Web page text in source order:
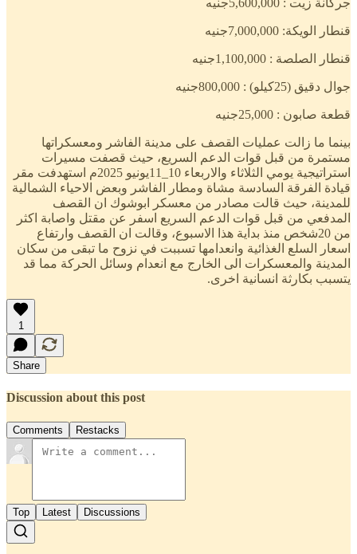
قنطار الويكة: 7,000,000جنيه
قنطار الصلصة : 1,100,000جنيه
جوال دقيق (25كيلو) : 800,000جنيه
قطعة صابون : 25,000جنيه
بينما ما زالت عمليات القصف على مدينة الفاشر ومعسكراتها
مستمرة من قبل قوات الدعم السريع، حيث قصفت مسيرات
استراتيجية يومي الثلاثاء والاربعاء 10_11يونيو 2025م استهدفت مقر
قيادة الفرقة السادسة مشاة ومطار الفاشر وبعض الاحياء الشمالية
للمدينة، حيث قالت مصادر من معسكر ابوشوك ان القصف
المدفعي من قبل قوات الدعم السريع اسفر عن مقتل واصابة اكثر
من 20شخص منذ بداية هذا الاسبوع، وقالت ان القصف وارتفاع
اسعار السلع الغذائية وانعدامها تسببت في نزوح ما تبقى من سكان
المدينة والمعسكرات الى الخارج مع انعدام وسائل الحركة مما قد
يتسبب بكارثة انسانية اخرى.
1
Share
Discussion about this post
Comments Restacks
Top Latest Discussions